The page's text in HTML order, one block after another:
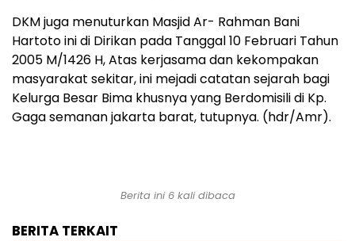
DKM juga menuturkan Masjid Ar- Rahman Bani
Hartoto ini di Dirikan pada Tanggal 10 Februari Tahun
2005 M/1426 H, Atas kerjasama dan kekompakan
masyarakat sekitar, ini mejadi catatan sejarah bagi
Kelurga Besar Bima khusnya yang Berdomisili di Kp.
Gaga semanan jakarta barat, tutupnya. (hdr/Amr).
Berita ini 6 kali dibaca
BERITA TERKAIT